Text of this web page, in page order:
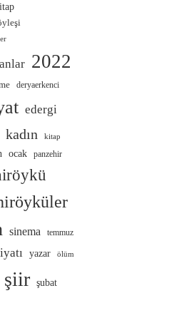
2022
deryaerkenci
edergi
kadın kitap
ocak panzehir
sinema temmuz
yazar ölüm
şiir şubat